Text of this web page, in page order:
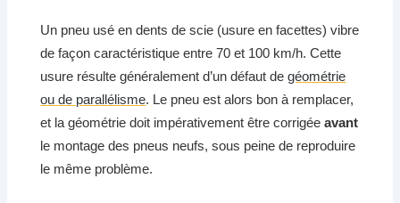
Un pneu usé en dents de scie (usure en facettes) vibre
de façon caractéristique entre 70 et 100 km/h. Cette
usure résulte généralement d’un défaut degéométrie
ou de parallélisme. Le pneu est alors bon à remplacer,
et la géométrie doit impérativement être corrigéeavant
le montage des pneus neufs, sous peine de reproduire
le même problème.